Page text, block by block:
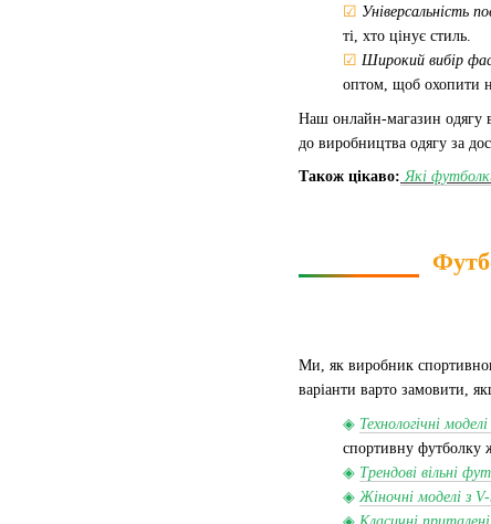
☑ Універсальність
ті, хто цінує стиль.
☑ Широкий вибір
оптом, щоб охопити
Наш онлайн-магазин одягу
до виробництва одягу за
Також цікаво: Які
Ми, як виробник
варіанти варто замовити,
◈ Технологічні
спортивну футболку
◈ Трендові вільні
◈ Жіночні моделі з